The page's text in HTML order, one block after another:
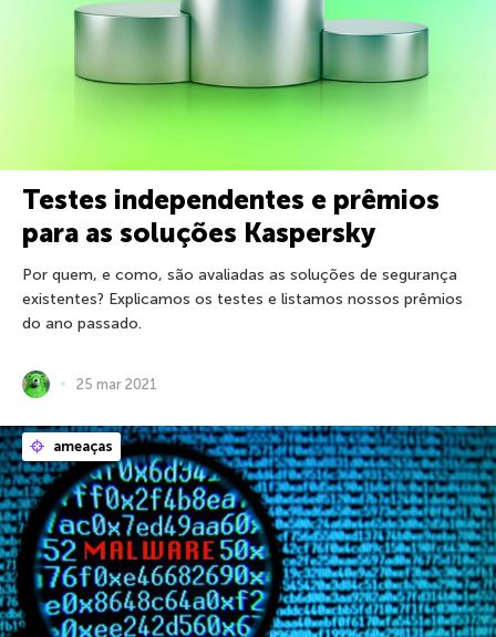
Testes independentes e prêmios
para as soluções Kaspersky
Por quem, e como, são avaliadas as soluções de segurança
existentes? Explicamos os testes e listamos nossos prêmios
do ano passado.
25 mar 2021
ameaças